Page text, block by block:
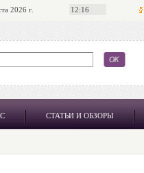
2026 г. 12:16
СТАТЬИ И ОБЗОРЫ